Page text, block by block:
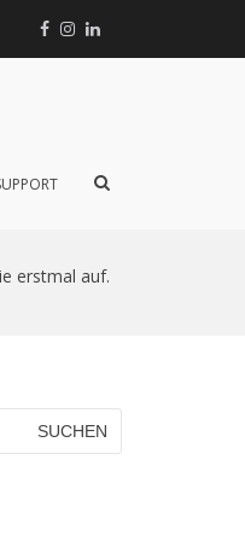
Facebook
Instagram
Linkedin
Such-
erstmal auf.